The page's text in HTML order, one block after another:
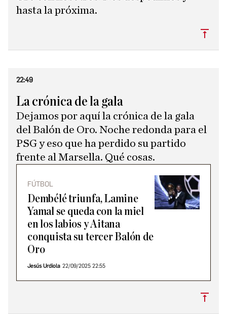
hasta la próxima.
22:49
La crónica de la gala
Dejamos por aquí la crónica de la gala
del Balón de Oro. Noche redonda para el
PSG y eso que ha perdido su partido
frente al Marsella. Qué cosas.
FÚTBOL
Dembélé triunfa, Lamine
Yamal se queda con la miel
en los labios y Aitana
conquista su tercer Balón de
Oro
Jesús Urdiola 22/09/2025 22:55